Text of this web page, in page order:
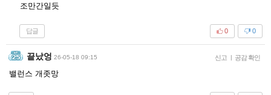
조만간일듯
답글 0
0
끝났엉 26-05-18 09:15 신고 | 공감 확인
밸런스 개좃망